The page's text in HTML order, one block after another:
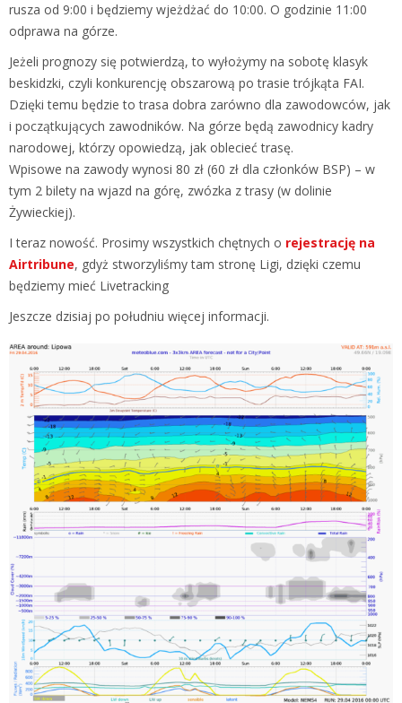
rusza od 9:00 i będziemy wjeżdżać do 10:00. O godzinie 11:00
odprawa na górze.
Jeżeli prognozy się potwierdzą, to wyłożymy na sobotę klasyk
beskidzki, czyli konkurencję obszarową po trasie trójkąta FAI.
Dzięki temu będzie to trasa dobra zarówno dla zawodowców, jak
i początkujących zawodników. Na górze będą zawodnicy kadry
narodowej, którzy opowiedzą, jak oblecieć trasę.
Wpisowe na zawody wynosi 80 zł (60 zł dla członków BSP) – w
tym 2 bilety na wjazd na górę, zwózka z trasy (w dolinie
Żywieckiej).
I teraz nowość. Prosimy wszystkich chętnych o rejestrację na
Airtribune, gdyż stworzyliśmy tam stronę Ligi, dzięki czemu
będziemy mieć Livetracking
Jeszcze dzisiaj po południu więcej informacji.